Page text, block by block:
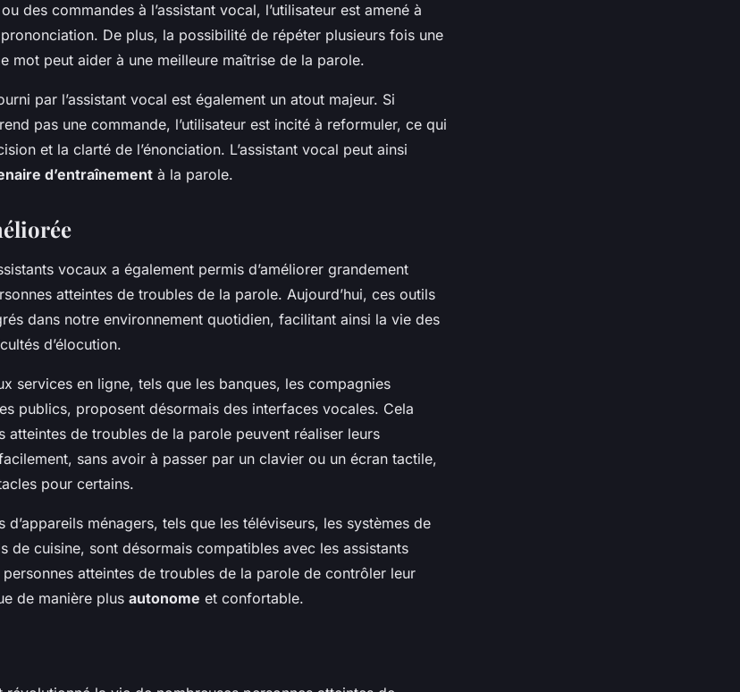
des commandes à l’assistant vocal, l’utilisateur est amené à
De plus, la possibilité de répéter plusieurs fois une
mot peut aider à une meilleure maîtrise de la parole.
par l’assistant vocal est également un atout majeur. Si
pas une commande, l’utilisateur est incité à reformuler, ce qui
et la clarté de l’énonciation. L’assistant vocal peut ainsi
d’entraînement à la parole.
vocaux a également permis d’améliorer grandement
atteintes de troubles de la parole. Aujourd’hui, ces outils
dans notre environnement quotidien, facilitant ainsi la vie des
d’élocution.
services en ligne, tels que les banques, les compagnies
publics, proposent désormais des interfaces vocales. Cela
atteintes de troubles de la parole peuvent réaliser leurs
sans avoir à passer par un clavier ou un écran tactile,
pour certains.
d’appareils ménagers, tels que les téléviseurs, les systèmes de
de cuisine, sont désormais compatibles avec les assistants
atteintes de troubles de la parole de contrôler leur
de manière plus autonome et confortable.